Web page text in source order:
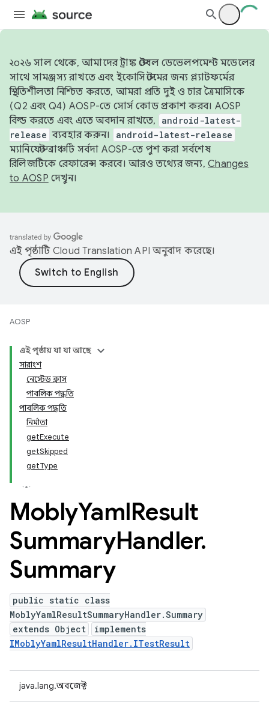
২০২৬ সাল থেকে, আমাদের ট্রাঙ্ক স্টেবল ডেভেলপমেন্ট মডেলের
সাথে সামঞ্জস্য রাখতে এবং ইকোসিস্টেমের জন্য প্ল্যাটফর্মের
স্থিতিশীলতা নিশ্চিত করতে, আমরা প্রতি দুই ও চার ত্রৈমাসিকে
(Q2 এবং Q4) AOSP-তে সোর্স কোড প্রকাশ করব। AOSP
বিল্ড করতে এবং এতে অবদান রাখতে,
android-latest-
release ব্যবহার করুন। android-latest-release
ম্যানিফেস্ট ব্রাঞ্চটি সর্বদা AOSP-তে পুশ করা সর্বশেষ
রিলিজটিকে রেফারেন্স করবে। আরও তথ্যের জন্য, Changes
to AOSP দেখুন।
এই পৃষ্ঠাটি Cloud Translation API অনুবাদ করেছে।
AOSP
এই পৃষ্ঠায় যা যা আছে
সারাংশ
নেস্টেড ক্লাস
পাবলিক পদ্ধতি
পাবলিক পদ্ধতি
নির্মাতা
getExecute
getSkipped
getType
MoblyYamlResult
SummaryHandler.
Summary
public static class
MoblyYamlResultSummaryHandler.Summary
extends Object
implements
IMoblyYamlResultHandler.ITestResult
java.lang.অবজেক্ট